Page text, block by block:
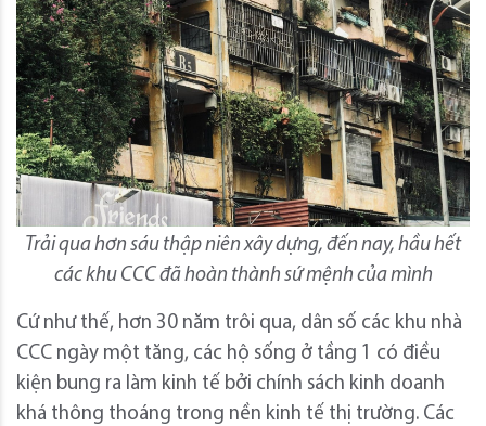
Trải qua hơn sáu thập niên xây dựng, đến nay, hầu hết
các khu CCC đã hoàn thành sứ mệnh của mình
Cứ như thế, hơn 30 năm trôi qua, dân số các khu nhà
CCC ngày một tăng, các hộ sống ở tầng 1 có điều
kiện bung ra làm kinh tế bởi chính sách kinh doanh
khá thông thoáng trong nền kinh tế thị trường. Các